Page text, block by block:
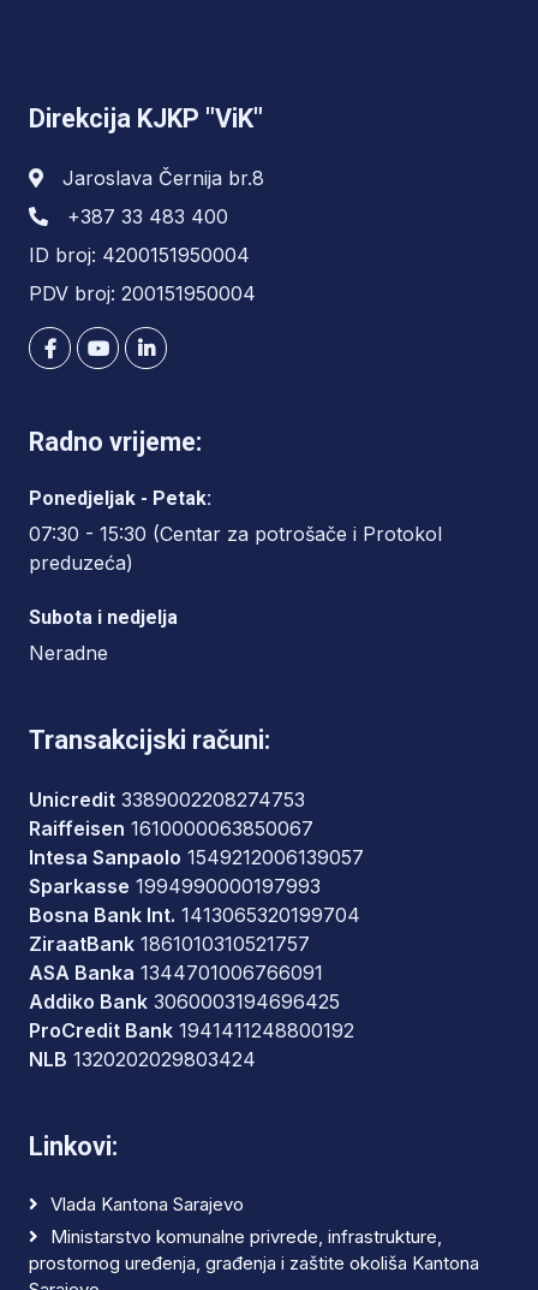
Direkcija KJKP "ViK"
Jaroslava Černija br.8
+387 33 483 400
ID broj: 4200151950004
PDV broj: 200151950004
Radno vrijeme:
Ponedjeljak - Petak:
07:30 - 15:30 (Centar za potrošače i Protokol
preduzeća)
Subota i nedjelja
Neradne
Transakcijski računi:
Unicredit 3389002208274753
Raiffeisen 1610000063850067
Intesa Sanpaolo 1549212006139057
Sparkasse 1994990000197993
Bosna Bank Int. 1413065320199704
ZiraatBank 1861010310521757
ASA Banka 1344701006766091
Addiko Bank 3060003194696425
ProCredit Bank 1941411248800192
NLB 1320202029803424
Linkovi:
Vlada Kantona Sarajevo
Ministarstvo komunalne privrede, infrastrukture,
prostornog uređenja, građenja i zaštite okoliša Kantona